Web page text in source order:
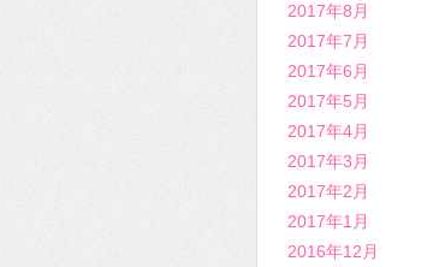
2017年8月
2017年7月
2017年6月
2017年5月
2017年4月
2017年3月
2017年2月
2017年1月
2016年12月